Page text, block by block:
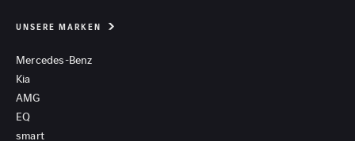
UNSERE MARKEN
Mercedes-Benz
Kia
AMG
EQ
smart